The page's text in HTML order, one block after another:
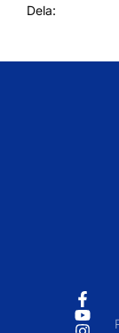
Dela: